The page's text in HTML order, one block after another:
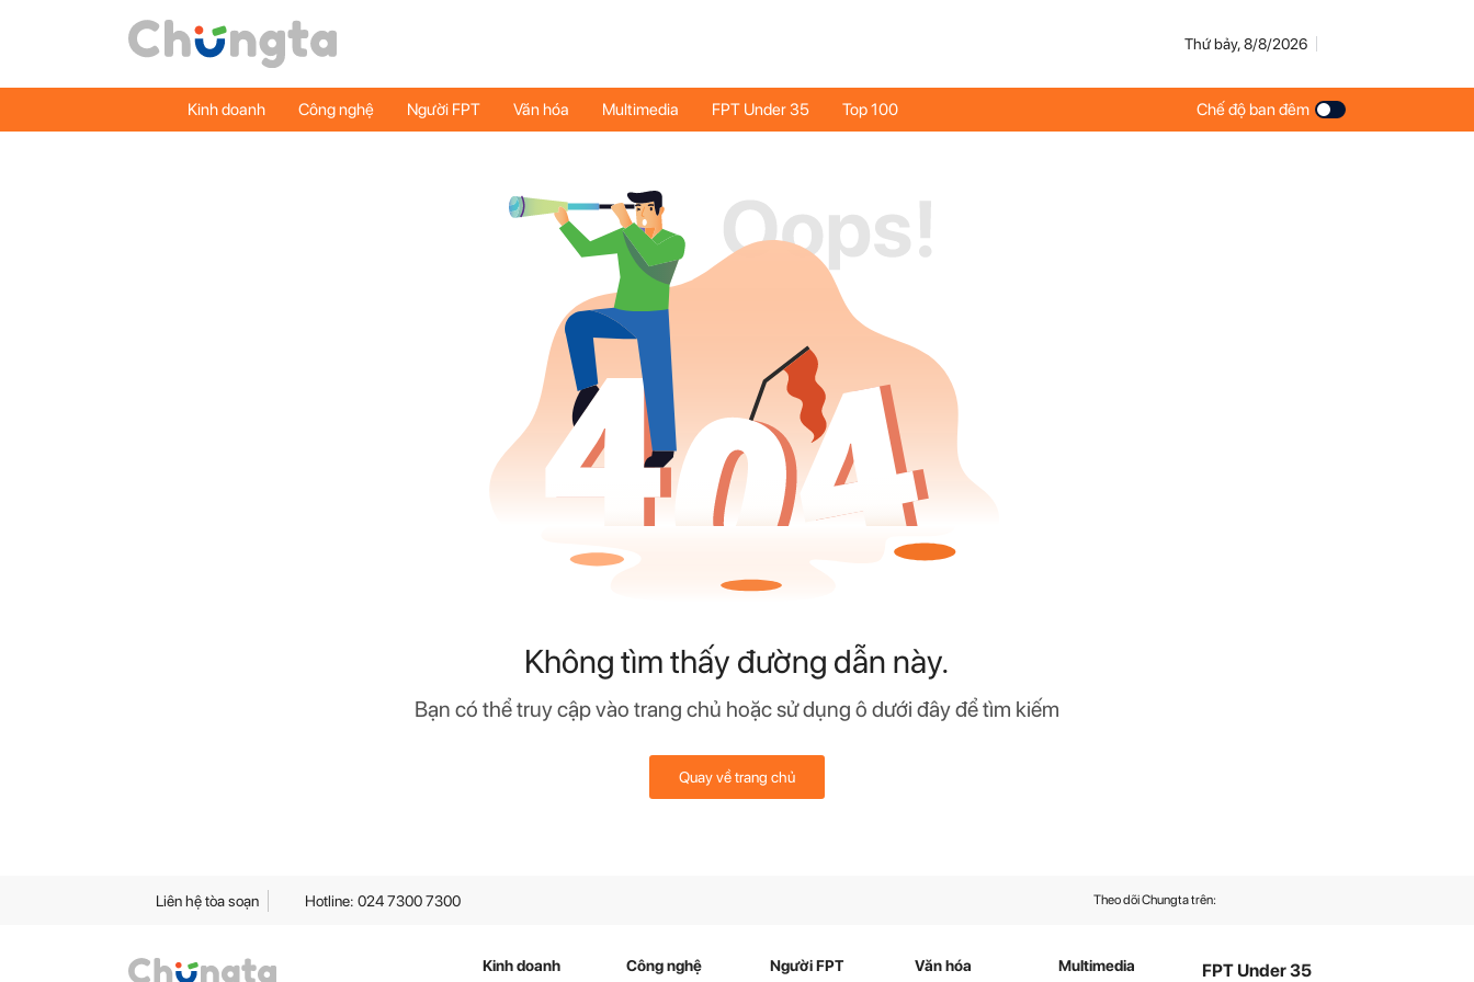
Thứ bảy, 8/8/2026
Kinh doanh Công nghệ Người FPT Văn hóa Multimedia FPT Under 35 Top 100 Chế độ ban đêm
Không tìm thấy đường dẫn này.
Bạn có thể truy cập vào trang chủ hoặc sử dụng ô dưới đây để tìm kiếm
Quay về trang chủ
Liên hệ tòa soạn Hotline: 024 7300 7300 Theo dõi Chungta trên:
Kinh doanh Công nghệ Người FPT Văn hóa Multimedia FPT Under 35